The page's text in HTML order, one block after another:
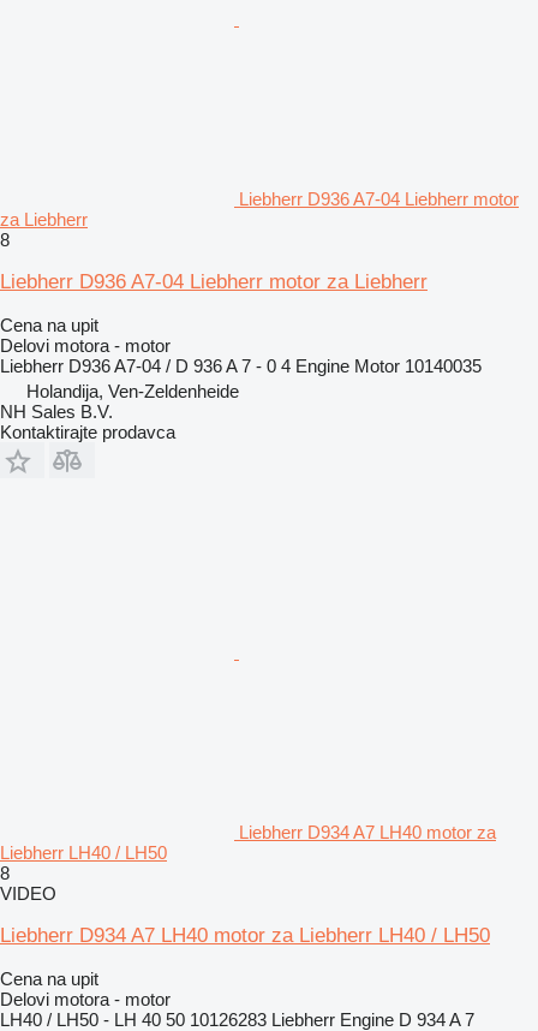
Liebherr D936 A7-04 Liebherr motor
za Liebherr
8
Liebherr D936 A7-04 Liebherr motor za Liebherr
Cena na upit
Delovi motora - motor
Liebherr D936 A7-04 / D 936 A 7 - 0 4 Engine Motor 10140035
Holandija, Ven-Zeldenheide
NH Sales B.V.
Kontaktirajte prodavca
Liebherr D934 A7 LH40 motor za
Liebherr LH40 / LH50
8
VIDEO
Liebherr D934 A7 LH40 motor za Liebherr LH40 / LH50
Cena na upit
Delovi motora - motor
LH40 / LH50 - LH 40 50 10126283 Liebherr Engine D 934 A 7